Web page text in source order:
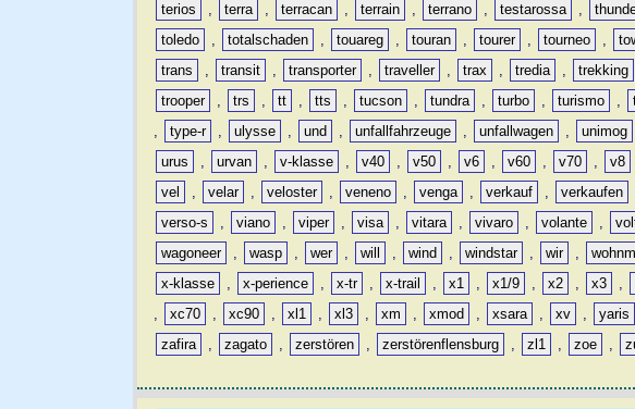
terios
, terra , terracan , terrain , terrano , testarossa ,
toledo
, totalschaden , touareg , touran , tourer , tourneo ,
trans
, transit , transporter , traveller , trax , tredia , trekking
trooper
, trs , tt , tts , tucson , tundra , turbo , turismo ,
,
type-r , ulysse , und , unfallfahrzeuge , unfallwagen , unimog
urus
, urvan , v-klasse , v40 , v50 , v6 , v60 , v70 , v8
vel
, velar , veloster , veneno , venga , verkauf , verkaufen
verso-s
, viano , viper , visa , vitara , vivaro , volante ,
wagoneer
, wasp , wer , will , wind , windstar , wir ,
x-klasse
, x-perience , x-tr , x-trail , x1 , x1/9 , x2 , x3 ,
,
xc70 , xc90 , xl1 , xl3 , xm , xmod , xsara , xv , yaris
zafira
, zagato , zerstören , zerstörenflensburg , zl1 , zoe ,